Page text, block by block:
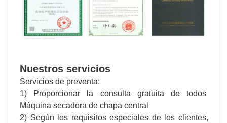
Nuestros servicios
Servicios de preventa:
1) Proporcionar la consulta gratuita de todos
Máquina secadora de chapa central
2) Según los requisitos especiales de los clientes,